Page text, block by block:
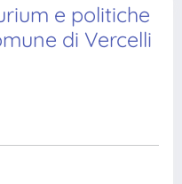
e politiche
di Vercelli